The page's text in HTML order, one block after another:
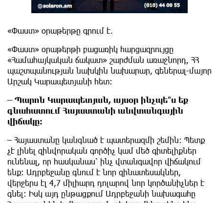
«Փաստ» օրաթերթը գրում է.
«Փաստ» օրաթերթի բացառիկ հարցազրույցը
«Համահայկական ճակատ» շարժման առաջնորդ, ՀՀ
պաշտպանության նախկին նախարար, գեներալ-մայոր
Արշակ Կարապետյանի հետ:
– Պարոն Կարապետյան, այսօր ինչպե՞ս եք
գնահատում Հայաստանի անվտանգային
վիճակը։
– Հայաստանը կանգնած է պատերազմի շեմին։ Պետք
չէ լինել զինվորական գործիչ կամ մեծ գիտելիքներ
ունենալ, որ հասկանաս՝ ինչ վտանգավոր վիճակում
ենք։ Ադրբեջանը գնում է նոր զինատեսակներ,
վերջերս էլ 4,7 միլիարդ դոլարով նոր կործանիչներ է
գնել։ Իսկ այդ ընթացքում Ադրբեջանի նախագահը